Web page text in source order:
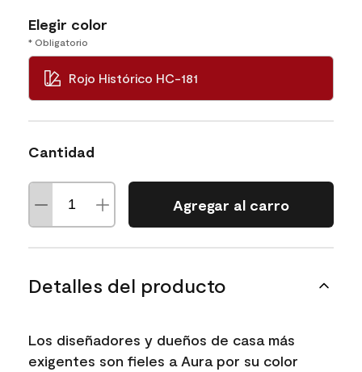
Elegir color
* Obligatorio
Rojo Histórico HC-181
Cantidad
Agregar al carro
Detalles del producto
Los diseñadores y dueños de casa más
exigentes son fieles a Aura por su color